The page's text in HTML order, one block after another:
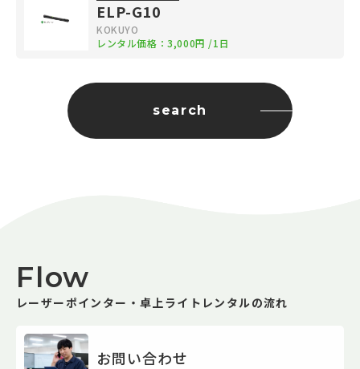
ELP-G10
KOKUYO
レンタル価格：3,000円 /1日
search
Flow
レーザーポインター・卓上ライトレンタルの流れ
お問い合わせ